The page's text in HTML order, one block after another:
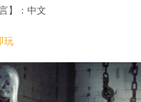
】：中文
玩